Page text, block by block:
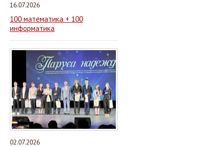
16.07.2026
100 математика + 100
информатика
02.07.2026